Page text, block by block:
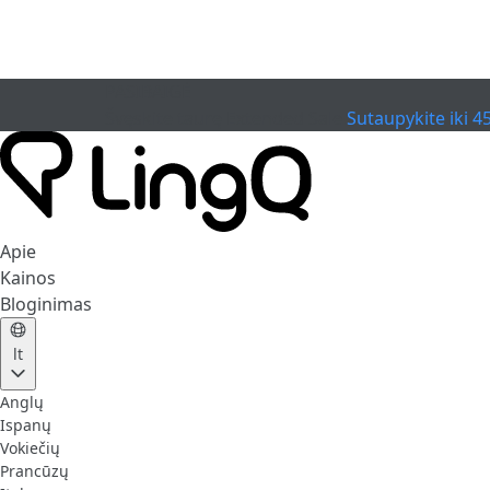
Sutaupykite iki
Apie
Kainos
Bloginimas
lt
Anglų
Ispanų
Vokiečių
Prancūzų